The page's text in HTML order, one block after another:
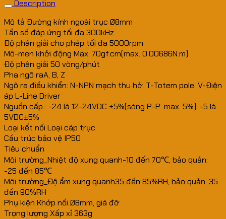
series
bộ
mã
hóa
vòng
xoay
tương
đối,
độ
phân
giải
50
vòng/phút
quantity
Description
Mô tả Đường kính ngoài trục Ø8mm
Tần số đáp ứng tối đa 300kHz
Độ phân giải cho phép tối đa 5000rpm
Mô-men khởi động Max. 70gf.cm(max. 0.00686N.m)
Độ phân giải 50 vòng/phút
Pha ngõ raA, B, Z
Ngõ ra điều khiển: N-NPN mạch thu hở, T-Totem pole, V-Điện
áp L-Line Driver
Nguồn cấp : -24 là 12-24VDC ±5%(sóng P-P: max. 5%); -5 là
5VDC±5%
Loại kết nối Loại cáp trục
Cấu trúc bảo vệ IP50
Tiêu chuẩn
Môi trường_Nhiệt độ xung quanh-10 đến 70℃, bảo quản:
-25 đến 85℃
Môi trường_Độ ẩm xung quanh35 đến 85%RH, bảo quản: 35
đến 90%RH
Phụ kiện Khớp nối Ø8mm, giá đỡ
Trọng lượng Xấp xỉ 363g